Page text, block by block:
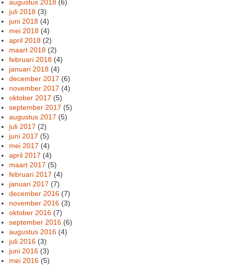
augustus 2018 (6)
juli 2018 (3)
juni 2018 (4)
mei 2018 (4)
april 2018 (2)
maart 2018 (2)
februari 2018 (4)
januari 2018 (4)
december 2017 (6)
november 2017 (4)
oktober 2017 (5)
september 2017 (5)
augustus 2017 (5)
juli 2017 (2)
juni 2017 (5)
mei 2017 (4)
april 2017 (4)
maart 2017 (5)
februari 2017 (4)
januari 2017 (7)
december 2016 (7)
november 2016 (3)
oktober 2016 (7)
september 2016 (6)
augustus 2016 (4)
juli 2016 (3)
juni 2016 (3)
mei 2016 (5)